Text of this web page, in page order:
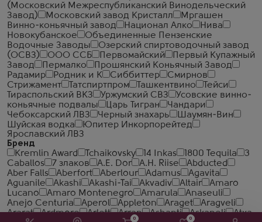
0 0
(Московский Межреспубликанский Винодельческий
Завод)
Московский завод Кристалл
Мргашен
Винно-коньячный завод
Национал Алко
Нива
Новокубанское
Объединенные Пензенские
Водочные Заводы
Озерский спиртоводочный завод
(ОСВЗ)
ООО ССБ Первомайский
Первый Купажный
Завод
Пермалко
Прошянский Коньячный Завод
Радамир
Родник и К Сиббиттер
Смирнов
Стрижамент
Татспиртпром Ташкентвино
Тейси
Тираспольский ВКЗ
Уржумский СВЗ
Усовские винно-
коньячные подвалы
Царь Тигран
Чандари
Чебоксарский ЛВЗ
Черный знахарь
Шаумян-Вин
Шуйская водка
Юпитер Инкорпорейтед
Ярославский ЛВЗ
Бренд
Kremlin Award
Tchaikovsky 14 Inkas 1800 Tequila
3
Caballos
7 злаков A.E. Dor A.H. Riise
Abducted
Aber Falls
Aberfort Aberlour Adamus
Agavita
Aguanile
Akashi Akashi-Tai Akvadiv Altair
Amaro
Lucano
Amaro Montenegro Amarula
Anaseuli
Anejo Centuria
Aperol Appleton Araget
Aragveli
Ararat
Ardmore Arlett Arran Ashanti Askaneli
Atxa